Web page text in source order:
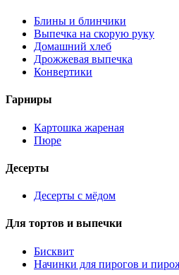
Блины и блинчики
Выпечка на скорую руку
Домашний хлеб
Дрожжевая выпечка
Конвертики
Гарниры
Картошка жареная
Пюре
Десерты
Десерты с мёдом
Для тортов и выпечки
Бисквит
Начинки для пирогов и